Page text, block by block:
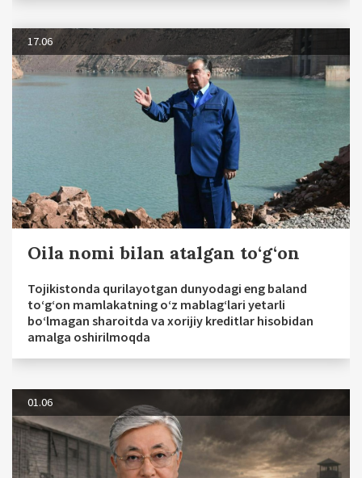
17.06
Oila nomi bilan atalgan to‘g‘on
Tojikistonda qurilayotgan dunyodagi eng baland
to‘g‘on mamlakatning o‘z mablag‘lari yetarli
bo‘lmagan sharoitda va xorijiy kreditlar hisobidan
amalga oshirilmoqda
01.06